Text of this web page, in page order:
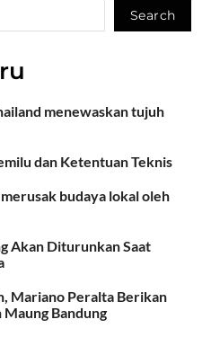
Search
menewaskan tujuh
dan Ketentuan Teknis
budaya lokal oleh
Akan Diturunkan Saat
Mariano Peralta Berikan
Maung Bandung